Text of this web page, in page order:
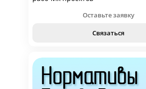
Оставьте заявку
Связаться